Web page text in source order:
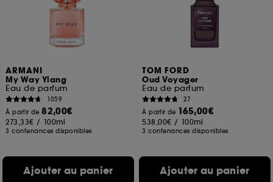
ARMANI
My Way Ylang
Eau de parfum
1059
À partir de82,00€
273,33€ / 100ml
3 contenances disponibles
Ajouter au panier
TOM FORD
Oud Voyager
Eau de parfum
27
À partir de 165,00€
538,00€ / 100ml
3 contenances disponibles
Ajouter au panier